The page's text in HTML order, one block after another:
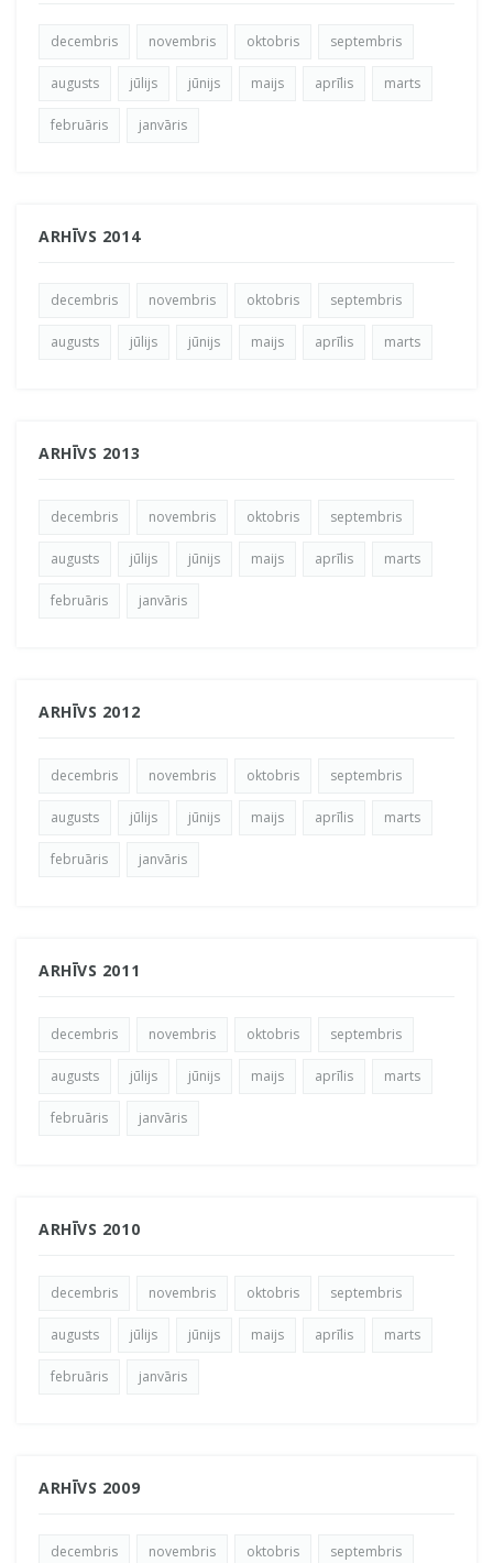
decembris novembris oktobris septembris
augusts jūlijs jūnijs maijs aprīlis marts
februāris janvāris
ARHĪVS 2014
decembris novembris oktobris septembris
augusts jūlijs jūnijs maijs aprīlis marts
ARHĪVS 2013
decembris novembris oktobris septembris
augusts jūlijs jūnijs maijs aprīlis marts
februāris janvāris
ARHĪVS 2012
decembris novembris oktobris septembris
augusts jūlijs jūnijs maijs aprīlis marts
februāris janvāris
ARHĪVS 2011
decembris novembris oktobris septembris
augusts jūlijs jūnijs maijs aprīlis marts
februāris janvāris
ARHĪVS 2010
decembris novembris oktobris septembris
augusts jūlijs jūnijs maijs aprīlis marts
februāris janvāris
ARHĪVS 2009
decembris novembris oktobris septembris